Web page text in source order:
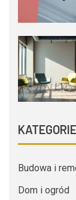
KATEGORIE
Budowa i
Dom i ogród